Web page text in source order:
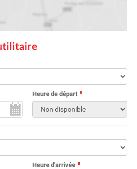
Heure de départ
Heure d'arrivée